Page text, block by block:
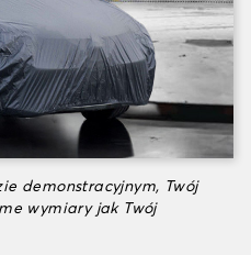
demonstracyjnym, Twój
wymiary jak Twój